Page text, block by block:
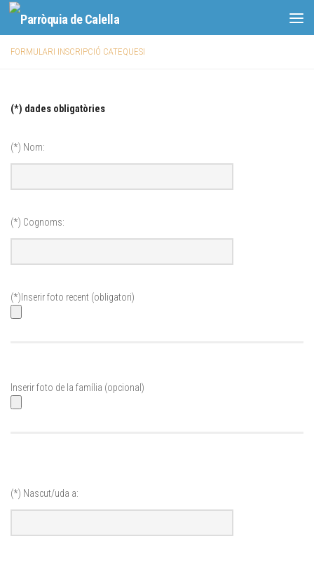
Skip to content
FORMULARI INSCRIPCIÓ CATEQUESI
(*) dades obligatòries
(*) Nom:
(*) Cognoms:
(*)Inserir foto recent (obligatori)
Inserir foto de la família (opcional)
(*) Nascut/uda a: